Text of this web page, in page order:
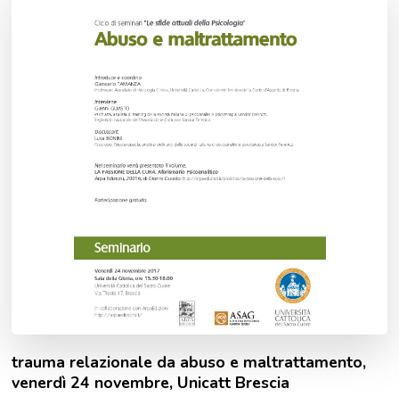
trauma relazionale da abuso e maltrattamento,
venerdì 24 novembre, Unicatt Brescia